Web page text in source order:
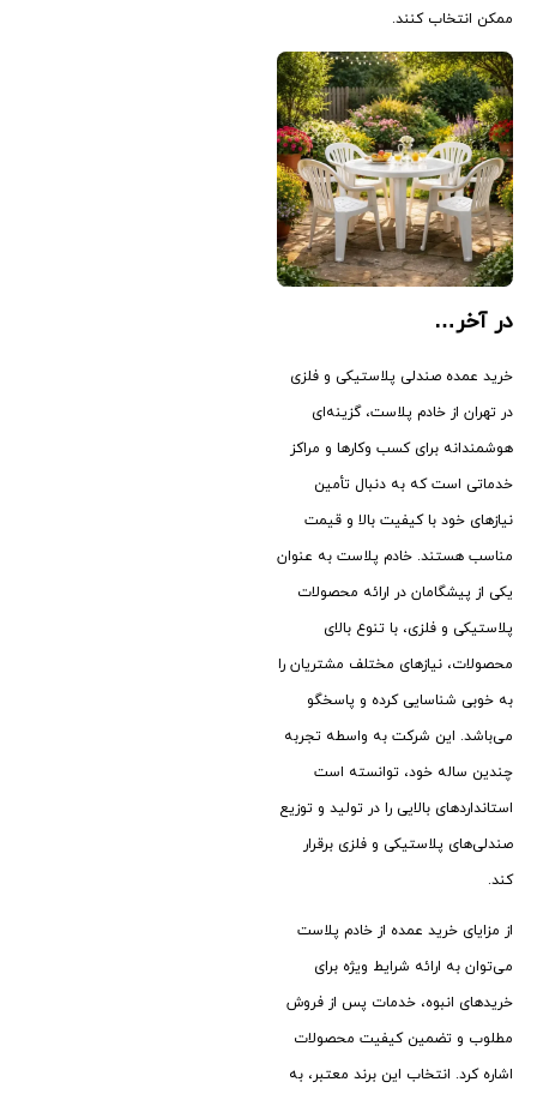
ممکن انتخاب کنند.
در آخر…
خرید عمده صندلی پلاستیکی و فلزی
در تهران از خادم پلاست، گزینه‌ای
هوشمندانه برای کسب ‌وکارها و مراکز
خدماتی است که به دنبال تأمین
نیازهای خود با کیفیت بالا و قیمت
مناسب هستند. خادم پلاست به عنوان
یکی از پیشگامان در ارائه محصولات
پلاستیکی و فلزی، با تنوع بالای
محصولات، نیازهای مختلف مشتریان را
به خوبی شناسایی کرده و پاسخگو
می‌باشد. این شرکت به ‌واسطه تجربه‌
چندین ساله خود، توانسته است
استانداردهای بالایی را در تولید و توزیع
صندلی‌های پلاستیکی و فلزی برقرار
کند.
از مزایای خرید عمده از خادم پلاست
می‌توان به ارائه شرایط ویژه برای
خریدهای انبوه، خدمات پس از فروش
مطلوب و تضمین کیفیت محصولات
اشاره کرد. انتخاب این برند معتبر، به